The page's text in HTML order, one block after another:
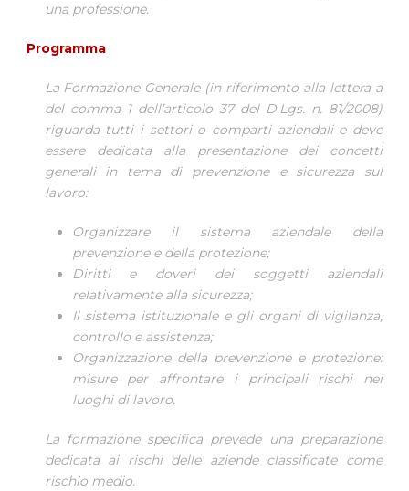
una professione.
Programma
La Formazione Generale (in riferimento alla lettera a
del comma 1 dell’articolo 37 del D.Lgs. n. 81/2008)
riguarda tutti i settori o comparti aziendali e deve
essere dedicata alla presentazione dei concetti
generali in tema di prevenzione e sicurezza sul
lavoro:
Organizzare il sistema aziendale della
prevenzione e della protezione;
Diritti e doveri dei soggetti aziendali
relativamente alla sicurezza;
Il sistema istituzionale e gli organi di vigilanza,
controllo e assistenza;
Organizzazione della prevenzione e protezione:
misure per affrontare i principali rischi nei
luoghi di lavoro.
La formazione specifica prevede una preparazione
dedicata ai rischi delle aziende classificate come
rischio medio.